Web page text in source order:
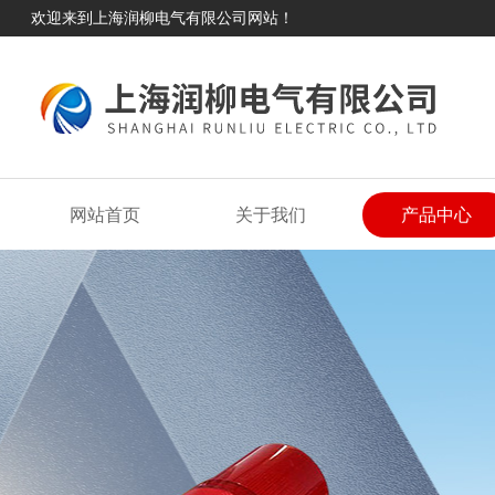
欢迎来到上海润柳电气有限公司网站！
网站首页 关于我们 产品中心